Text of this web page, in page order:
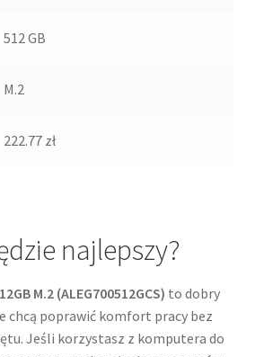
512 GB
M.2
222.77 zł
najlepszy?
M.2 (ALEG700512GCS) to dobry
chcą poprawić komfort pracy bez
Jeśli korzystasz z komputera do